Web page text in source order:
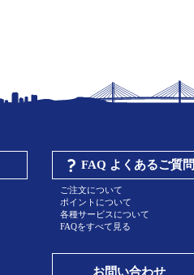
FAQ よくあるご質問
ご注文について
ポイントについて
各種サービスについて
FAQをすべて見る
お問い合わせ